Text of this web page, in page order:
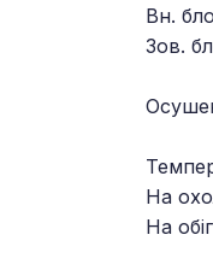
Вн.
Зов.
На
На